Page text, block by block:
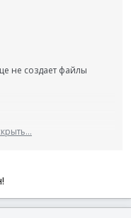
не создает файлы